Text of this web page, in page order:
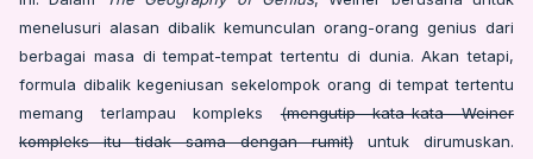
menelusuri alasan dibalik kemunculan orang-orang genius dari
berbagai masa di tempat-tempat tertentu di dunia. Akan tetapi,
formula dibalik kegeniusan sekelompok orang di tempat tertentu
memang terlampau kompleks(mengutip kata-kata Weiner
kompleks itu tidak sama dengan rumit) untuk dirumuskan.